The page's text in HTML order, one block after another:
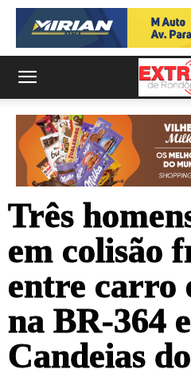
Três
em colisão
entre carro
na BR-364
Candeias